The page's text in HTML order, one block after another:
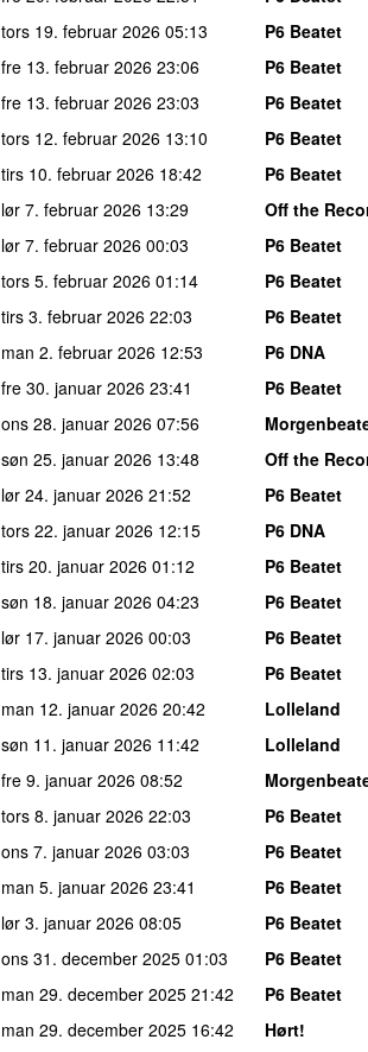
tors 19. februar 2026 05:13
P6 Beatet
fre 13. februar 2026 23:06
P6 Beatet
fre 13. februar 2026 23:03
P6 Beatet
tors 12. februar 2026 13:10
P6 Beatet
tirs 10. februar 2026 18:42
P6 Beatet
lør 7. februar 2026 13:29
Off the
lør 7. februar 2026 00:03
P6 Beatet
tors 5. februar 2026 01:14
P6 Beatet
tirs 3. februar 2026 22:03
P6 Beatet
man 2. februar 2026 12:53
P6 DNA
fre 30. januar 2026 23:41
P6 Beatet
ons 28. januar 2026 07:56
søn 25. januar 2026 13:48
Off the
lør 24. januar 2026 21:52
P6 Beatet
tors 22. januar 2026 12:15
P6 DNA
tirs 20. januar 2026 01:12
P6 Beatet
søn 18. januar 2026 04:23
P6 Beatet
lør 17. januar 2026 00:03
P6 Beatet
tirs 13. januar 2026 02:03
P6 Beatet
man 12. januar 2026 20:42
Lolleland
søn 11. januar 2026 11:42
Lolleland
fre 9. januar 2026 08:52
tors 8. januar 2026 22:03
P6 Beatet
ons 7. januar 2026 03:03
P6 Beatet
man 5. januar 2026 23:41
P6 Beatet
lør 3. januar 2026 08:05
P6 Beatet
ons 31. december 2025 01:03
P6 Beatet
man 29. december 2025 21:42
P6 Beatet
man 29. december 2025 16:42 Hørt!